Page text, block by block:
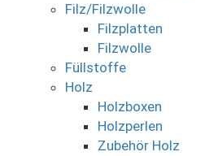
Filz/Filzwolle
Filzplatten
Filzwolle
Füllstoffe
Holz
Holzboxen
Holzperlen
Zubehör Holz